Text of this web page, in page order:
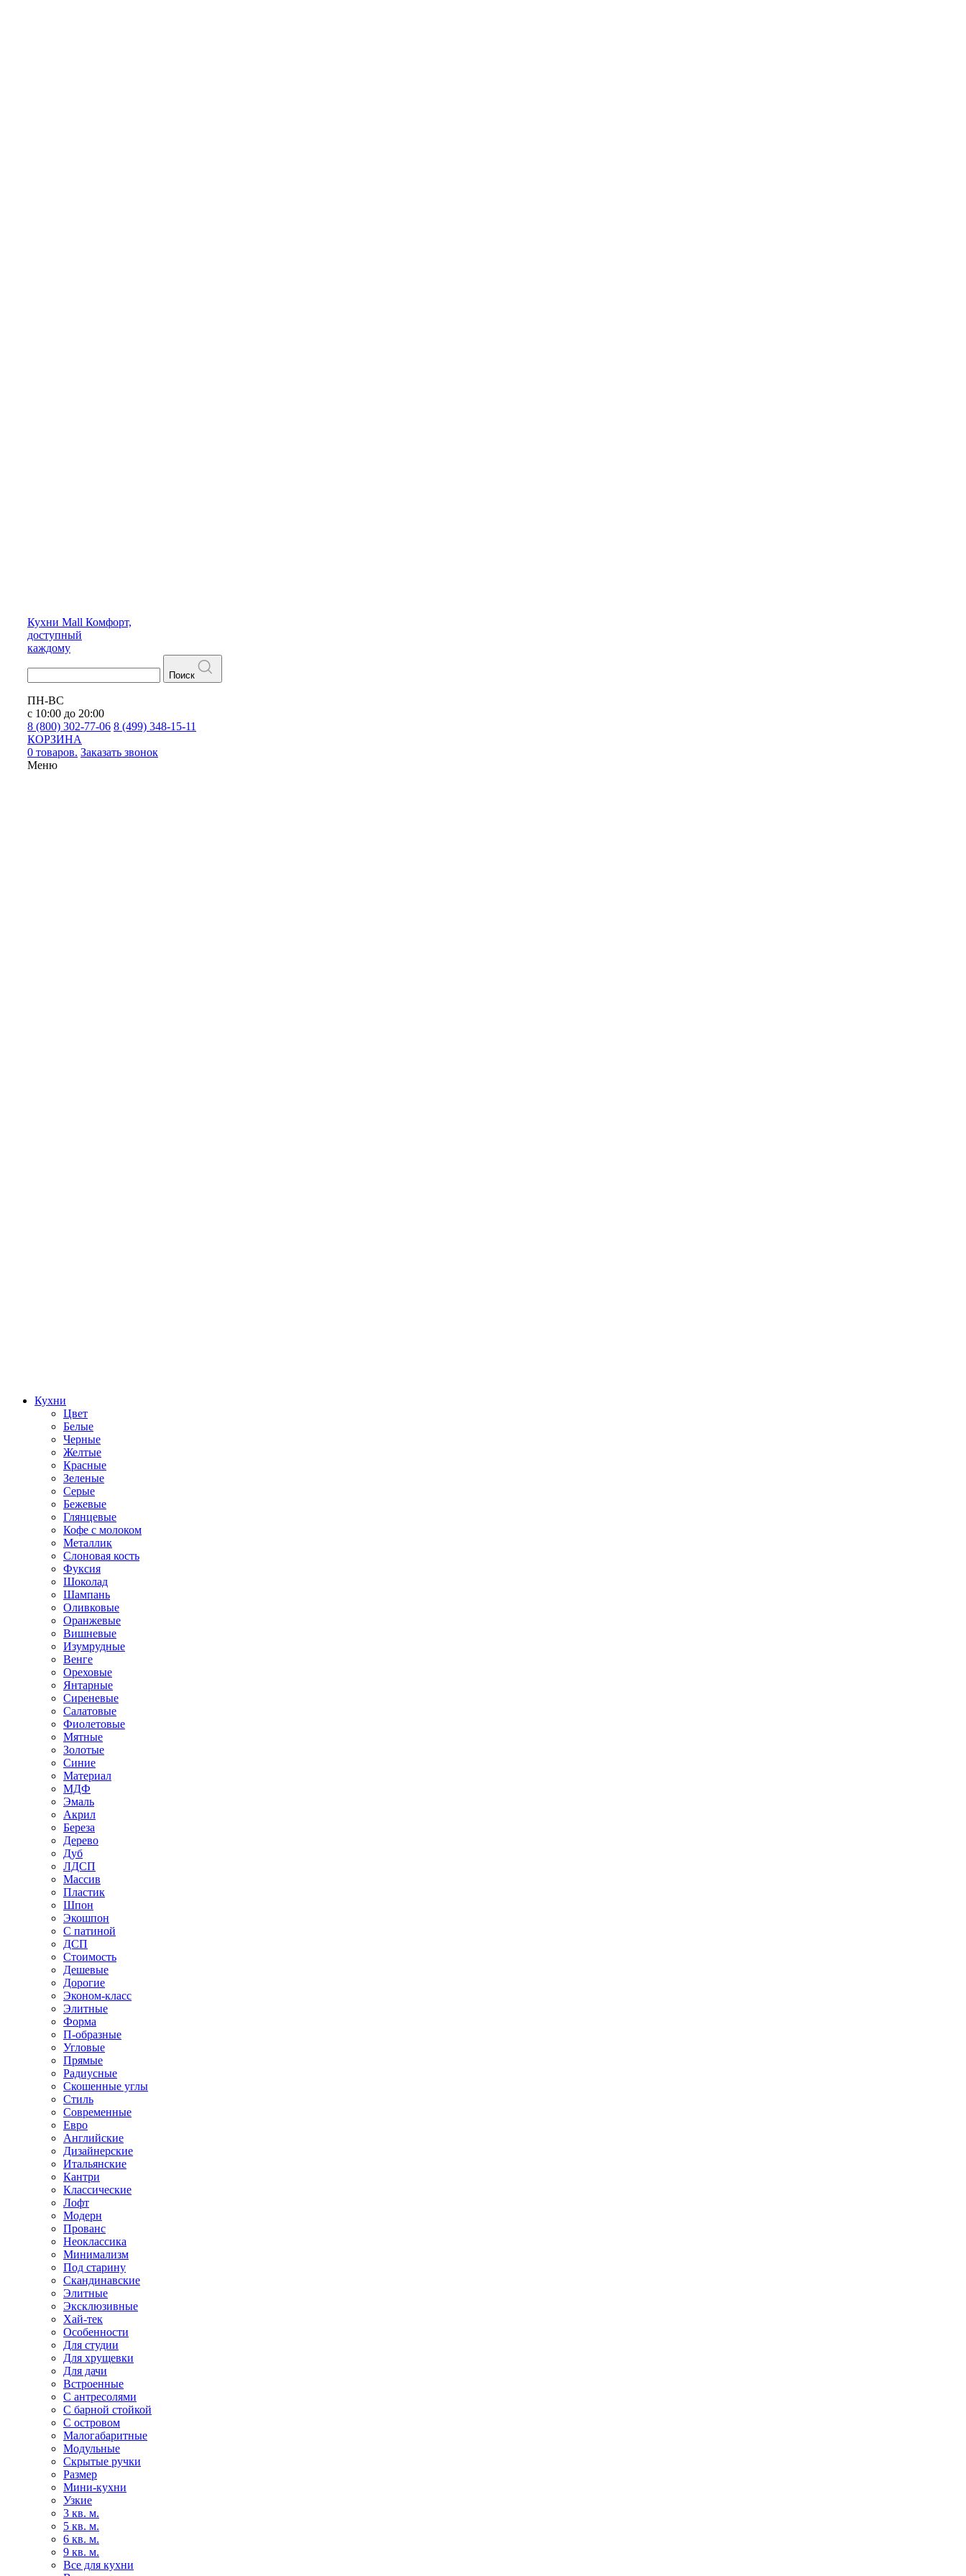
Кухни Mall Комфорт,
доступный
каждому
Поиск
ПН-ВС
с 10:00 до 20:00
8 (800) 302-77-06 8 (499) 348-15-11
КОРЗИНА
0 товаров. Заказать звонок
Меню
Кухни
Цвет
Белые
Черные
Желтые
Красные
Зеленые
Серые
Бежевые
Глянцевые
Кофе с молоком
Металлик
Слоновая кость
Фуксия
Шоколад
Шампань
Оливковые
Оранжевые
Вишневые
Изумрудные
Венге
Ореховые
Янтарные
Сиреневые
Салатовые
Фиолетовые
Мятные
Золотые
Синие
Материал
МДФ
Эмаль
Акрил
Береза
Дерево
Дуб
ЛДСП
Массив
Пластик
Шпон
Экошпон
С патиной
ДСП
Стоимость
Дешевые
Дорогие
Эконом-класс
Элитные
Форма
П-образные
Угловые
Прямые
Радиусные
Скошенные углы
Стиль
Современные
Евро
Английские
Дизайнерские
Итальянские
Кантри
Классические
Лофт
Модерн
Прованс
Неоклассика
Минимализм
Под старину
Скандинавские
Элитные
Эксклюзивные
Хай-тек
Особенности
Для студии
Для хрущевки
Для дачи
Встроенные
С антресолями
С барной стойкой
С островом
Малогабаритные
Модульные
Скрытые ручки
Размер
Мини-кухни
Узкие
3 кв. м.
5 кв. м.
6 кв. м.
9 кв. м.
Все для кухни